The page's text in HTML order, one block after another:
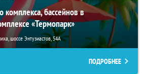
комплекса, бассейнов в
«Термопарк»
шоссе Энтузиастов, 54А
ПОДРОБНЕЕ